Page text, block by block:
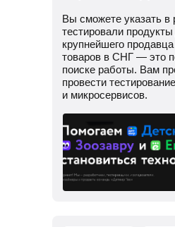
Вы сможете указать в
тестировали
крупнейшего
товаров в СНГ — это
поиске работы. Вам
провести
и микросервисов.